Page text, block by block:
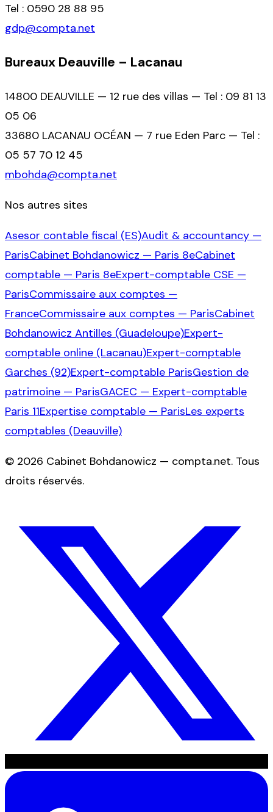
Tel : 0590 28 88 95
gdp@compta.net
Bureaux Deauville – Lacanau
14800 DEAUVILLE — 12 rue des villas — Tel : 09 81 13
05 06
33680 LACANAU OCÉAN — 7 rue Eden Parc — Tel :
05 57 70 12 45
mbohda@compta.net
Nos autres sites
Asesor contable fiscal (ES)Audit & accountancy —
ParisCabinet Bohdanowicz — Paris 8eCabinet
comptable — Paris 8eExpert-comptable CSE —
ParisCommissaire aux comptes —
FranceCommissaire aux comptes — ParisCabinet
Bohdanowicz Antilles (Guadeloupe)Expert-
comptable online (Lacanau)Expert-comptable
Garches (92)Expert-comptable ParisGestion de
patrimoine — ParisGACEC — Expert-comptable
Paris 11Expertise comptable — ParisLes experts
comptables (Deauville)
© 2026 Cabinet Bohdanowicz — compta.net. Tous
droits réservés.